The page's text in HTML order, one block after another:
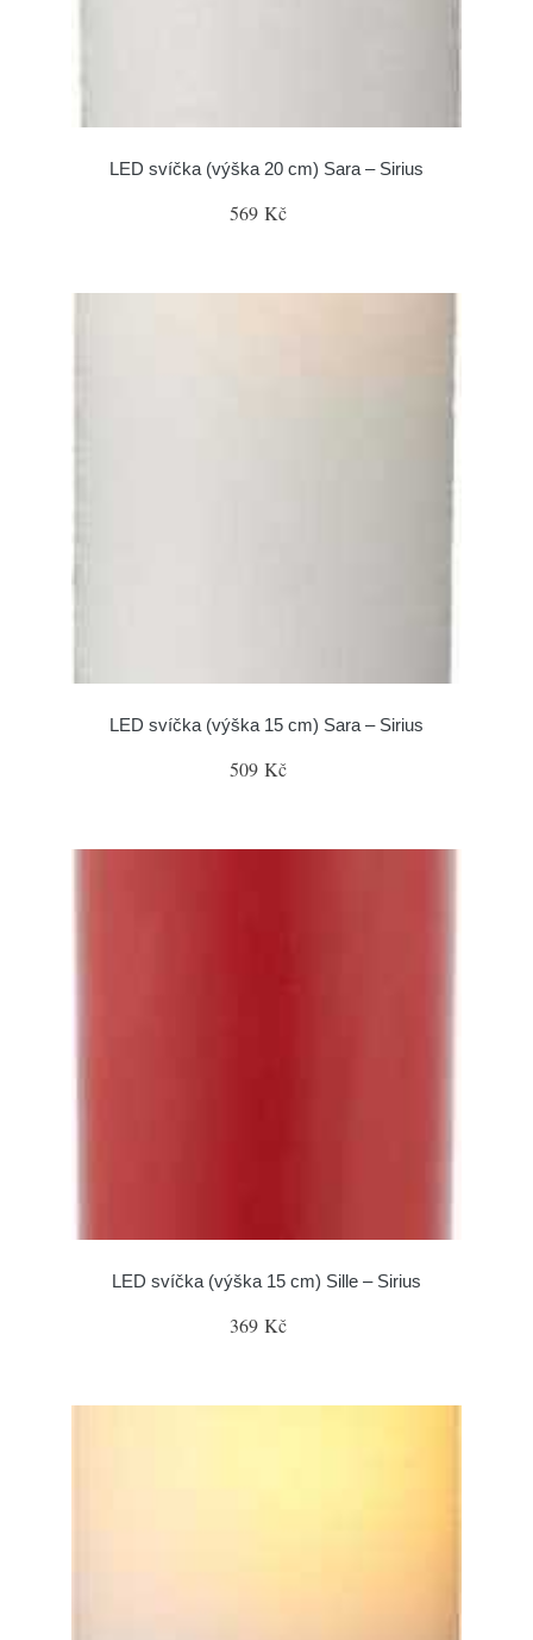
LED svíčka (výška 20 cm) Sara – Sirius
569 Kč
LED svíčka (výška 15 cm) Sara – Sirius
509 Kč
LED svíčka (výška 15 cm) Sille – Sirius
369 Kč